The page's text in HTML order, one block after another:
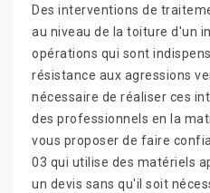
Des interventions de
au niveau de la toiture d'un
opérations qui sont
résistance aux agressions
nécessaire de réaliser ces
des professionnels en la
vous proposer de faire
03 qui utilise des matériels
un devis sans qu'il soit